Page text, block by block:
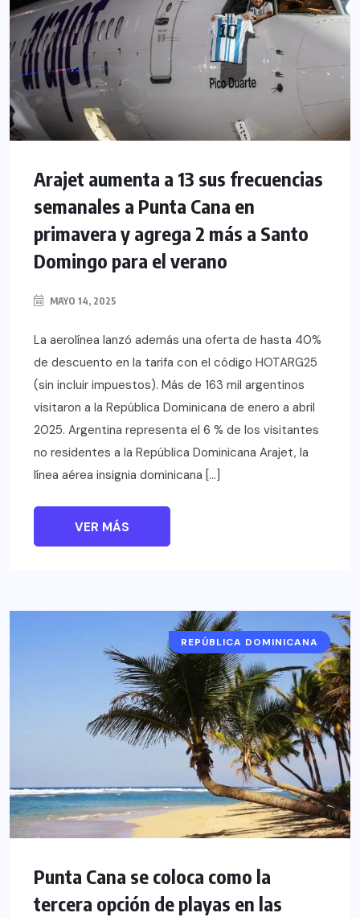
Arajet aumenta a 13 sus frecuencias
semanales a Punta Cana en
primavera y agrega 2 más a Santo
Domingo para el verano
MAYO 14, 2025
La aerolínea lanzó además una oferta de hasta 40%
de descuento en la tarifa con el código HOTARG25
(sin incluir impuestos). Más de 163 mil argentinos
visitaron a la República Dominicana de enero a abril
2025. Argentina representa el 6 % de los visitantes
no residentes a la República Dominicana Arajet, la
línea aérea insignia dominicana […]
VER MÁS
LUGARES A VISITAR
REPÚBLICA DOMINICANA
Punta Cana se coloca como la
tercera opción de playas en las